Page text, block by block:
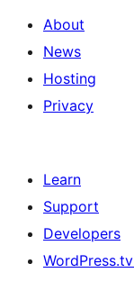
About
News
Hosting
Privacy
Learn
Support
Developers
WordPress.tv